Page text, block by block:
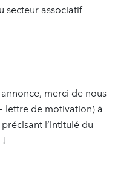
secteur associatif
merci de nous
lettre de motivation) à
l’intitulé du
!